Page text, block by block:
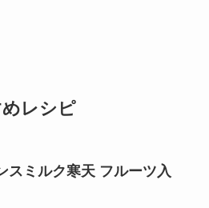
レシピ
スミルク寒天 フルーツ入